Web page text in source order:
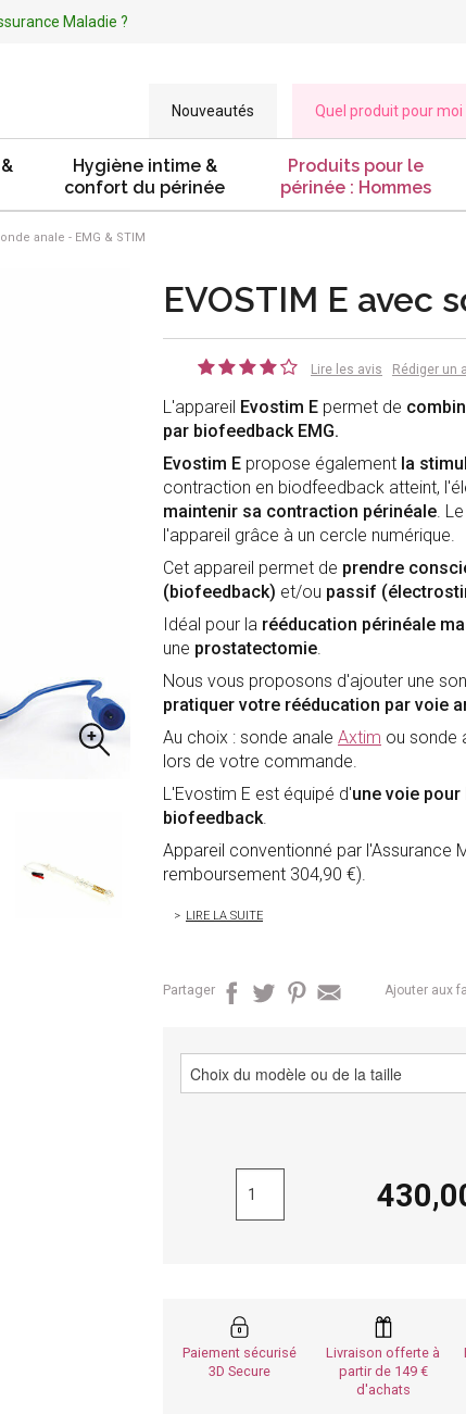
Maladie ?
Nouveautés Quel produit pour moi
Hygiène intime &
confort du périnée
Produits pour le
périnée : Hommes
anale - EMG & STIM
EVOSTIM E avec
Lire les avis Rédiger un
L'appareil Evostim E permet de
par biofeedback EMG.
Evostim E propose également la
contraction en biodfeedback atteint,
maintenir sa contraction périnéale.
l'appareil grâce à un cercle numérique.
Cet appareil permet de prendre
(biofeedback) et/ou passif
Idéal pour la rééducation périnéale
une prostatectomie.
Nous vous proposons d'ajouter une
pratiquer votre rééducation par voie
Au choix : sonde anale Axtim ou sonde
lors de votre commande.
L'Evostim E est équipé d'une voie
biofeedback.
Appareil conventionné par l'Assurance
remboursement 304,90 €).
LIRE LA SUITE
Partager Ajouter aux
Paiement sécurisé
3D Secure
Livraison offerte à
partir de 149
d'achats